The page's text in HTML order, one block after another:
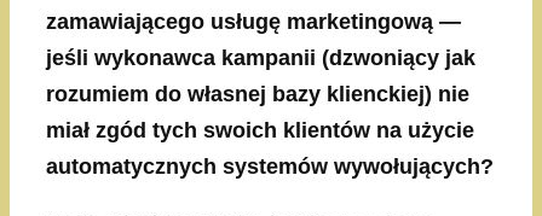
zamawiającego usługę marketingową —
jeśli wykonawca kampanii (dzwoniący jak
rozumiem do własnej bazy klienckiej) nie
miał zgód tych swoich klientów na użycie
automatycznych systemów wywołujących?